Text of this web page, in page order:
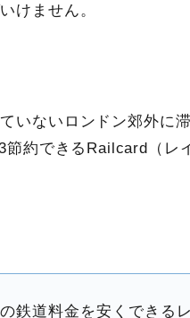
けません。
いないロンドン郊外に
節約できるRailcard（レ
鉄道料金を安くできる